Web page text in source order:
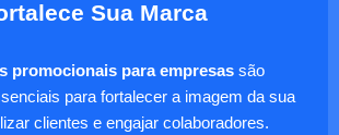
Sua Marca
promocionais para empresas são
para fortalecer a imagem da sua
clientes e engajar colaboradores.